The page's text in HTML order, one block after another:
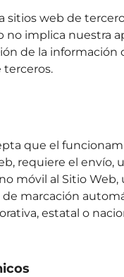
sitios web de
no implica nuestra
de la
terceros.
que el
requiere el
móvil al Sitio
marcación
estatal o